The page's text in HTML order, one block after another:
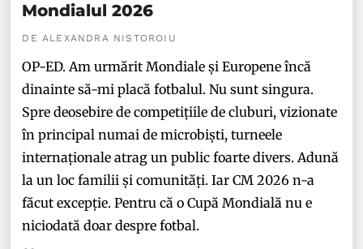
Mondialul 2026
DE ALEXANDRA NISTOROIU
OP-ED. Am urmărit Mondiale și Europene încă
dinainte să-mi placă fotbalul. Nu sunt singura.
Spre deosebire de competițiile de cluburi, vizionate
în principal numai de microbiști, turneele
internaționale atrag un public foarte divers. Adună
la un loc familii și comunități. Iar CM 2026 n-a
făcut excepție. Pentru că o Cupă Mondială nu e
niciodată doar despre fotbal.